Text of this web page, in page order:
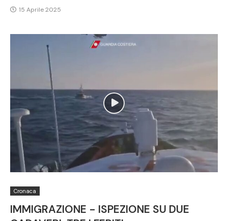
15 Aprile 2025
Cronaca
IMMIGRAZIONE - ISPEZIONE SU DUE